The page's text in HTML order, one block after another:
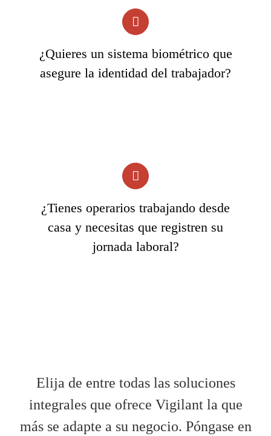
¿Quieres un sistema biométrico que
asegure la identidad del trabajador?
¿Tienes operarios trabajando desde
casa y necesitas que registren su
jornada laboral?
Elija de entre todas las soluciones
integrales que ofrece Vigilant la que
más se adapte a su negocio. Póngase en